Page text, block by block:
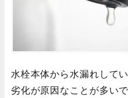
水栓本体から水漏れして
劣化が原因なことが多いで